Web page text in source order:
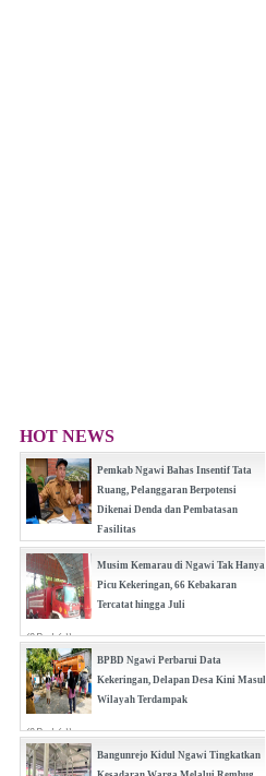
HOT NEWS
Pemkab Ngawi Bahas Insentif Tata
Ruang, Pelanggaran Berpotensi
Dikenai Denda dan Pembatasan
Fasilitas
(0 Reply(s))
Musim Kemarau di Ngawi Tak Hanya
Picu Kekeringan, 66 Kebakaran
Tercatat hingga Juli
(0 Reply(s))
BPBD Ngawi Perbarui Data
Kekeringan, Delapan Desa Kini Masuk
Wilayah Terdampak
(0 Reply(s))
Bangunrejo Kidul Ngawi Tingkatkan